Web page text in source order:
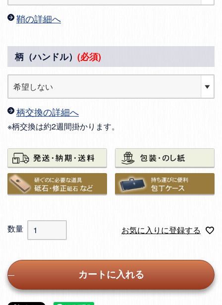
鞘の詳細へ
柄（ハンドル） (必須)
柄交換の詳細へ
※柄交換は約2週間掛かります。
お気に入りに登録する
カートに入れる